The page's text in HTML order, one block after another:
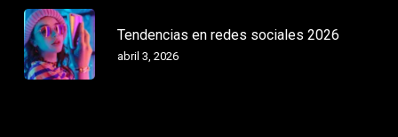
Tendencias en redes sociales 2026
abril 3, 2026